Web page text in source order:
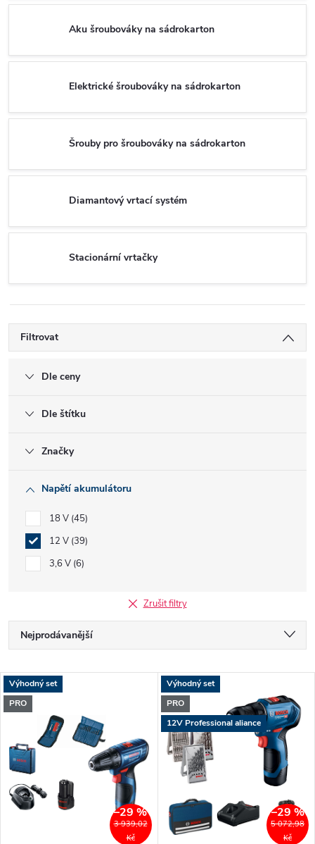
Aku šroubováky na sádrokarton
Elektrické šroubováky na sádrokarton
Šrouby pro šroubováky na sádrokarton
Diamantový vrtací systém
Stacionární vrtačky
Filtrovat
Dle ceny
Dle štítku
Značky
Napětí akumulátoru
18 V 45
12 V 39
3,6 V 6
Zrušit filtry
Ř
a
z
e
n
í
Nejprodávanější
Nejlevnější
Nejdražší
Abecedně
V
ý
p
i
Výhodný set
PRO
3 939,02
Kč
–29 %
Výhodný set
PRO
12V Professional aliance
5 072,98
Kč
–29 %